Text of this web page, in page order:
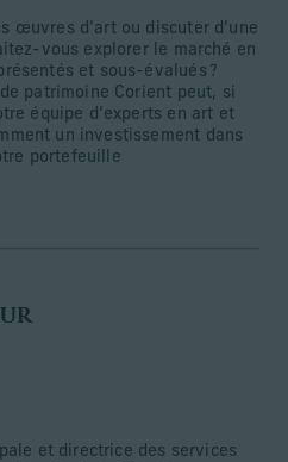
œuvres d’art ou discuter d’une
vous explorer le marché en
et sous-évalués ?
patrimoine Corient peut, si
équipe d’experts en art et
un investissement dans
portefeuille
et directrice des services